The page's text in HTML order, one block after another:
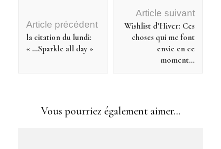
d'article
Article précédent
la citation du lundi:
« …Sparkle all day »
Article suivant
Wishlist d’Hiver: Ces
choses qui me font
envie en ce
moment…
Vous pourriez également aimer...